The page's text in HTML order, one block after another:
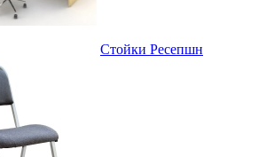
Стойки Ресепшн